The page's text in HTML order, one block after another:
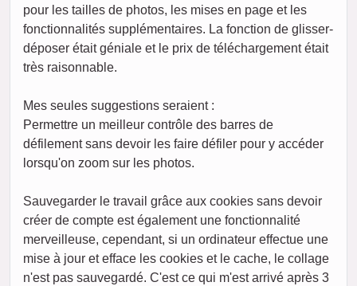
pour les tailles de photos, les mises en page et les
fonctionnalités supplémentaires. La fonction de glisser-
déposer était géniale et le prix de téléchargement était
très raisonnable.
Mes seules suggestions seraient :
Permettre un meilleur contrôle des barres de
défilement sans devoir les faire défiler pour y accéder
lorsqu'on zoom sur les photos.
Sauvegarder le travail grâce aux cookies sans devoir
créer de compte est également une fonctionnalité
merveilleuse, cependant, si un ordinateur effectue une
mise à jour et efface les cookies et le cache, le collage
n'est pas sauvegardé. C'est ce qui m'est arrivé après 3